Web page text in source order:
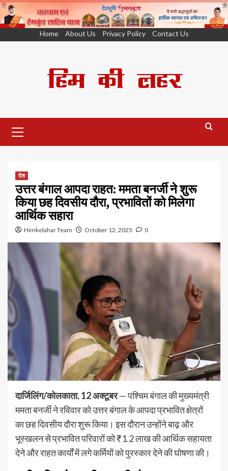
Home About Us Privacy Policy Contact Us
Menu
देश
उत्तर बंगाल आपदा राहत: ममता बनर्जी ने शुरू
किया छह दिवसीय दौरा, प्रभावितों को मिलेगा
आर्थिक सहारा
Himkelahar Team October 12, 2025 0
दार्जिलिंग/कोलकाता, 12 अक्टूबर— पश्चिम बंगाल की मुख्यमंत्री
ममता बनर्जी ने रविवार को उत्तर बंगाल के आपदा प्रभावित क्षेत्रों
का छह दिवसीय दौरा शुरू किया। इस दौरान उन्होंने बाढ़ और
भूस्खलन से प्रभावित परिवारों को ₹1.2 लाख की आर्थिक सहायता
देने और राहत कार्यों में लगे कर्मियों को पुरस्कार देने की घोषणा की।